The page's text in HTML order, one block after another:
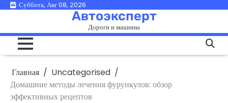
ПерейтиСуббота, Авг 08, 2026
Автоэксперт
Дороги и машины
Главная
Uncategorised
Домашние методы лечения фурункулов: обзор
эффективных рецептов